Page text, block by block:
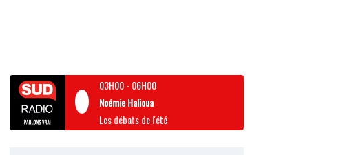
03H00- 06H00
Noémie Halioua
Les débats de l'été